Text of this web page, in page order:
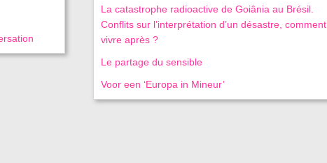
La catastrophe radioactive de Goiânia au Brésil.
Conflits sur l’interprétation d’un désastre, comment
vivre après ?
Le partage du sensible
Voor een ‘Europa in Mineur’